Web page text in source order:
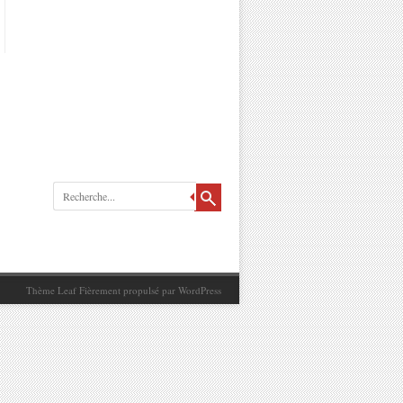
Recherche
Thème Leaf Fièrement propulsé par WordPress